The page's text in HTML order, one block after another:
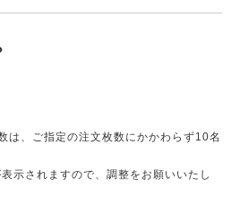
は、ご指定の注文枚数にかかわらず10名
示されますので、調整をお願いいたし